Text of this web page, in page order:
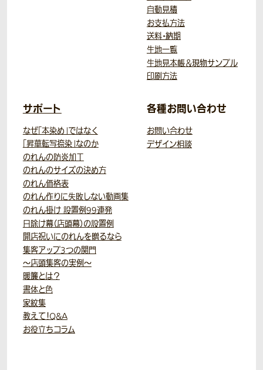
自動見積
お支払方法
送料・納期
生地一覧
生地見本帳＆現物サンプル
印刷方法
サポート
なぜ「本染め」ではなく
「昇華転写捺染」なのか
のれんの防炎加工
のれんのサイズの決め方
のれん価格表
のれん作りに失敗しない動画集
のれん掛け 設置例99連発
日除け幕（店頭幕）の設置例
開店祝いにのれんを贈るなら
集客アップ3つの関門
～店頭集客の実例～
暖簾とは？
書体と色
家紋集
教えて！Q&A
お役立ちコラム
各種お問い合わせ
お問い合わせ
デザイン相談